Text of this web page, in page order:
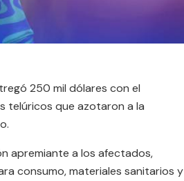
250 mil dólares con el
telúricos que azotaron a la
apremiante a los afectados,
consumo, materiales sanitarios y